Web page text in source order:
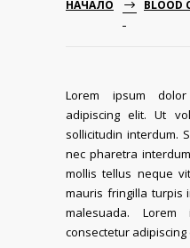
НАЧАЛО BLOOD
Lorem ipsum
adipiscing elit. Ut
sollicitudin interdum.
nec pharetra
mollis tellus neque
mauris fringilla turpis
malesuada.
consectetur adipiscing